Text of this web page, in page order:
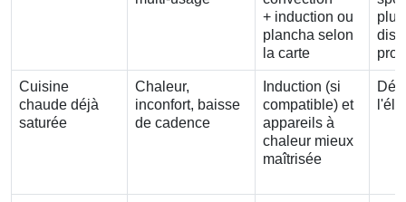
+ induction ou
plancha selon
la carte
Cuisine
chaude déjà
saturée
Chaleur,
inconfort, baisse
de cadence
Induction (si
compatible) et
appareils à
chaleur mieux
maîtrisée